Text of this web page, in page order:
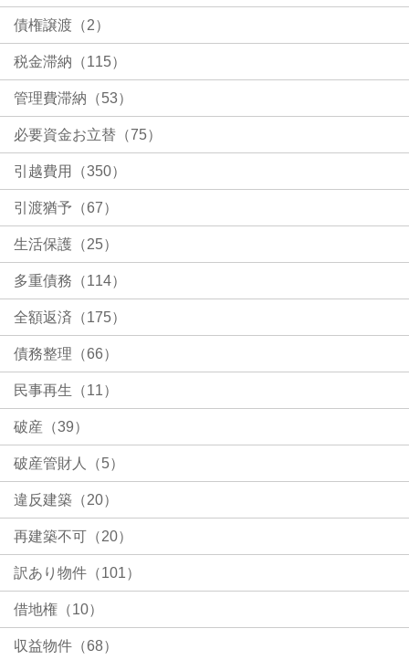
債権譲渡（2）
税金滞納（115）
管理費滞納（53）
必要資金お立替（75）
引越費用（350）
引渡猶予（67）
生活保護（25）
多重債務（114）
全額返済（175）
債務整理（66）
民事再生（11）
破産（39）
破産管財人（5）
違反建築（20）
再建築不可（20）
訳あり物件（101）
借地権（10）
収益物件（68）